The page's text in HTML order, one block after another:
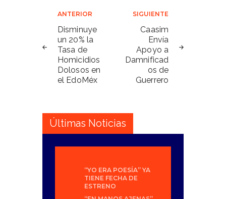
Navegación
de
entradas
ANTERIOR
Disminuye
un 20% la
Tasa de
Homicidios
Dolosos en
el EdoMéx
SIGUIENTE
Caasim
Envía
Apoyo a
Damnificad
os de
Guerrero
Últimas Noticias
“YO ERA POESÍA” YA
TIENE FECHA DE
ESTRENO